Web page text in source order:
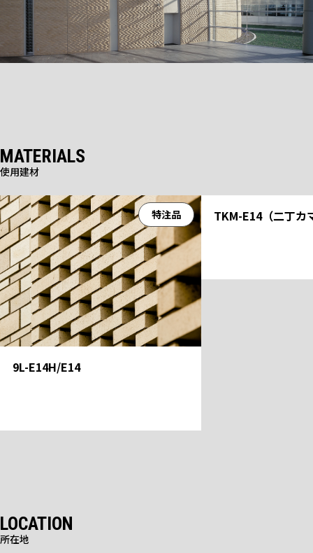
MATERIALS
使用建材
特注品
9L-E14H/E14
TKM-E14（二丁カ
LOCATION
所在地